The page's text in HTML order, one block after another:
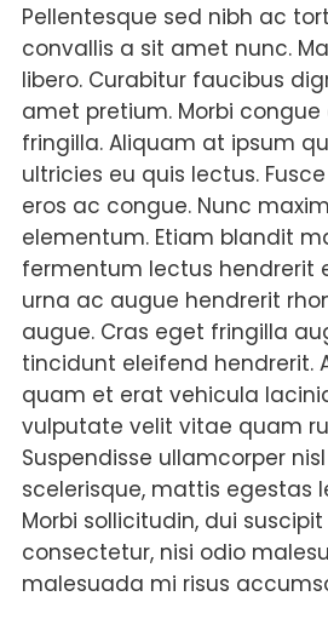
Pellentesque sed nibh ac
convallis a sit amet nunc.
libero. Curabitur faucibus
amet pretium. Morbi
fringilla. Aliquam at ipsum
ultricies eu quis lectus.
eros ac congue. Nunc
elementum. Etiam blandit
fermentum lectus hendrerit
urna ac augue hendrerit
augue. Cras eget fringilla
tincidunt eleifend hendrerit.
quam et erat vehicula
vulputate velit vitae quam
Suspendisse ullamcorper
scelerisque, mattis egestas
Morbi sollicitudin, dui
consectetur, nisi odio
malesuada mi risus